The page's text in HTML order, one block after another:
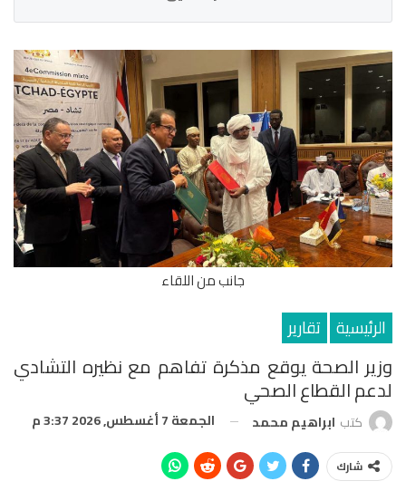
جانب من اللقاء
الرئيسية تقارير
وزير الصحة يوقع مذكرة تفاهم مع نظيره التشادي
لدعم القطاع الصحي
كتب ابراهيم محمد الجمعة 7 أغسطس, 2026 3:37 م
شارك